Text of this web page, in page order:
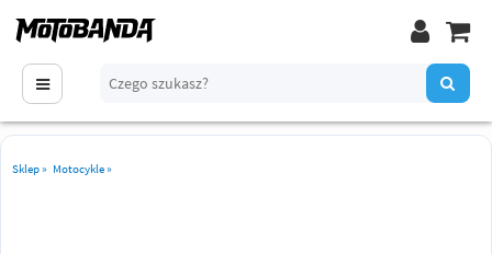
Sklep» Motocykle»